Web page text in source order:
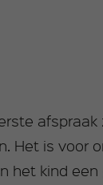
Het is voor
het kind